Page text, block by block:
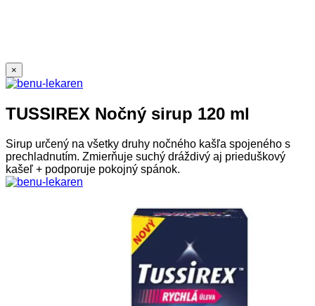
×
TUSSIREX Nočný sirup 120 ml
Sirup určený na všetky druhy nočného kašľa spojeného s
prechladnutím. Zmierňuje suchý dráždivý aj prieduškový
kašeľ + podporuje pokojný spánok.